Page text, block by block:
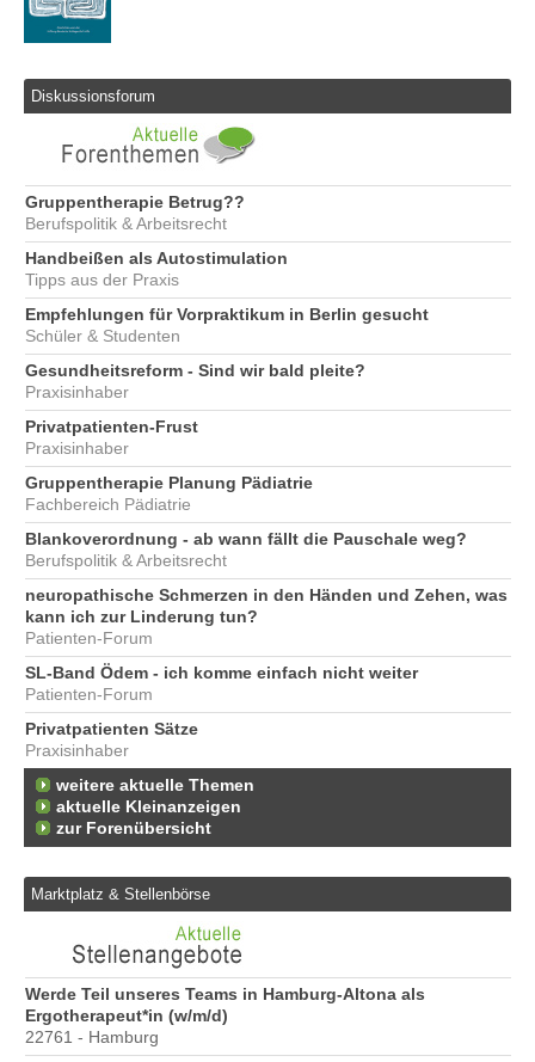
Diskussionsforum
Gruppentherapie Betrug??
Berufspolitik & Arbeitsrecht
Handbeißen als Autostimulation
Tipps aus der Praxis
Empfehlungen für Vorpraktikum in Berlin gesucht
Schüler & Studenten
Gesundheitsreform - Sind wir bald pleite?
Praxisinhaber
Privatpatienten-Frust
Praxisinhaber
Gruppentherapie Planung Pädiatrie
Fachbereich Pädiatrie
Blankoverordnung - ab wann fällt die Pauschale weg?
Berufspolitik & Arbeitsrecht
neuropathische Schmerzen in den Händen und Zehen, was
kann ich zur Linderung tun?
Patienten-Forum
SL-Band Ödem - ich komme einfach nicht weiter
Patienten-Forum
Privatpatienten Sätze
Praxisinhaber
weitere aktuelle Themen
aktuelle Kleinanzeigen
zur Forenübersicht
Marktplatz & Stellenbörse
Werde Teil unseres Teams in Hamburg-Altona als
Ergotherapeut*in (w/m/d)
22761 - Hamburg